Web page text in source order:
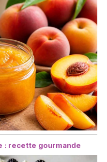
: recette gourmande